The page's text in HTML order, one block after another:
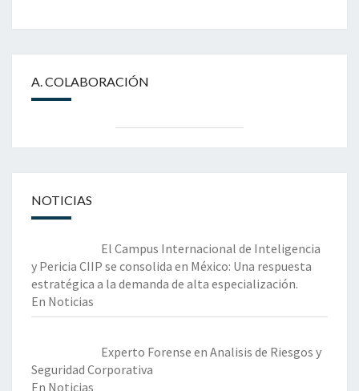
A. COLABORACIÓN
NOTICIAS
El Campus Internacional de Inteligencia
y Pericia CIIP se consolida en México: Una respuesta
estratégica a la demanda de alta especialización.
En Noticias
Experto Forense en Analisis de Riesgos y
Seguridad Corporativa
En Noticias